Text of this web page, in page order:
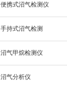
便携式沼气检测仪
手持式沼气检测
沼气甲烷检测仪
沼气分析仪